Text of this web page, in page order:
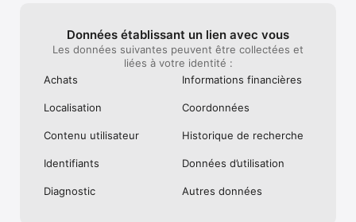
Données établissant un lien avec vous
Les données suivantes peuvent être collectées et
liées à votre identité :
Achats
Informations financières
Localisation Coordonnées
Contenu utilisateur Historique de recherche
Identifiants Données d’utilisation
Diagnostic Autres données